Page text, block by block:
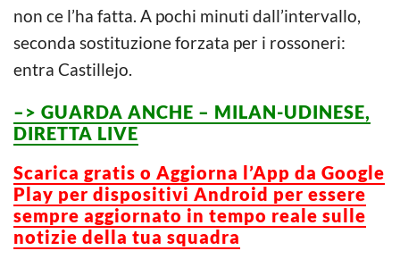
non ce l’ha fatta. A pochi minuti dall’intervallo,
seconda sostituzione forzata per i rossoneri:
entra Castillejo.
–> GUARDA ANCHE – MILAN-UDINESE,
DIRETTA LIVE
Scarica gratis o Aggiorna l’App da Google
Play per dispositivi Android per essere
sempre aggiornato in tempo reale sulle
notizie della tua squadra